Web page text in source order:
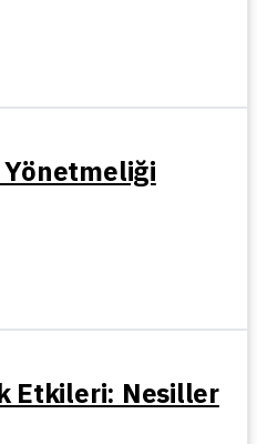
Etkileri: Nesiller